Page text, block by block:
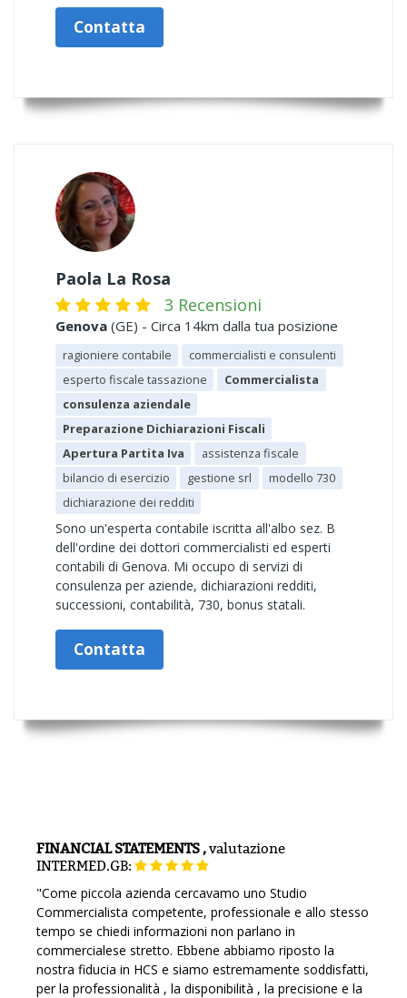
Contatta
Paola La Rosa
3 Recensioni
Genova (GE) - Circa 14km dalla tua posizione
ragioniere contabile
commercialisti e consulenti
esperto fiscale tassazione
Commercialista
consulenza aziendale
Preparazione Dichiarazioni Fiscali
Apertura Partita Iva
assistenza fiscale
bilancio di esercizio
gestione srl
modello 730
dichiarazione dei redditi
Sono un'esperta contabile iscritta all'albo sez. B
dell'ordine dei dottori commercialisti ed esperti
contabili di Genova. Mi occupo di servizi di
consulenza per aziende, dichiarazioni redditi,
successioni, contabilità, 730, bonus statali.
Contatta
FINANCIAL STATEMENTS ,valutazione
INTERMED.GB:
"Come piccola azienda cercavamo uno Studio
Commercialista competente, professionale e allo stesso
tempo se chiedi informazioni non parlano in
commercialese stretto. Ebbene abbiamo riposto la
nostra fiducia in HCS e siamo estremamente soddisfatti,
per la professionalità , la disponibilità , la precisione e la